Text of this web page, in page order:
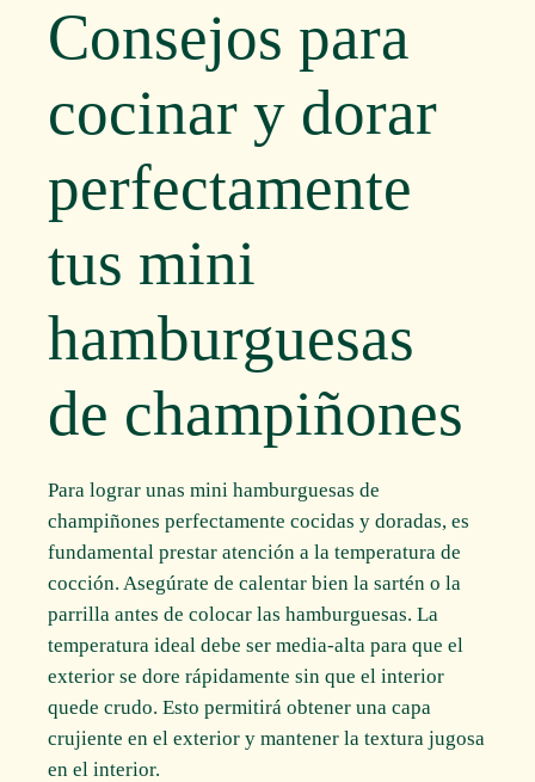
Consejos para
cocinar y dorar
perfectamente
tus mini
hamburguesas
de champiñones
Para lograr unas mini hamburguesas de
champiñones perfectamente cocidas y doradas, es
fundamental prestar atención a la temperatura de
cocción. Asegúrate de calentar bien la sartén o la
parrilla antes de colocar las hamburguesas. La
temperatura ideal debe ser media-alta para que el
exterior se dore rápidamente sin que el interior
quede crudo. Esto permitirá obtener una capa
crujiente en el exterior y mantener la textura jugosa
en el interior.